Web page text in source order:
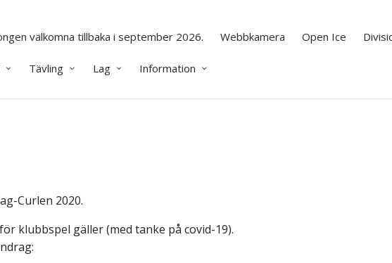
välkomna tillbaka i september 2026. Webbkamera Open Ice
Tävling Lag Information
Curlen 2020.
klubbspel gäller (med tanke på covid-19).